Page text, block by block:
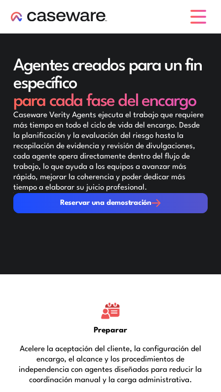
Agentes creados para un fin
específico
para cada fase del encargo
Caseware Verity Agents ejecuta el trabajo que requiere
más tiempo en todo el ciclo de vida del encargo. Desde
la planificación y la evaluación del riesgo hasta la
recopilación de evidencia y revisión de divulgaciones,
cada agente opera directamente dentro del flujo de
trabajo, lo que ayuda a los equipos a avanzar más
rápido, mejorar la coherencia y poder dedicar más
tiempo a elaborar su juicio profesional.
Reservar una demostración
Reservar una demostración
Preparar
Acelere la aceptación del cliente, la configuración del
encargo, el alcance y los procedimientos de
independencia con agentes diseñados para reducir la
coordinación manual y la carga administrativa.